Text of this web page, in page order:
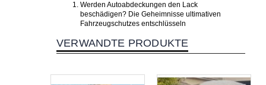
Werden Autoabdeckungen den Lack
beschädigen? Die Geheimnisse ultimativen
Fahrzeugschutzes entschlüsseln
VERWANDTE PRODUKTE